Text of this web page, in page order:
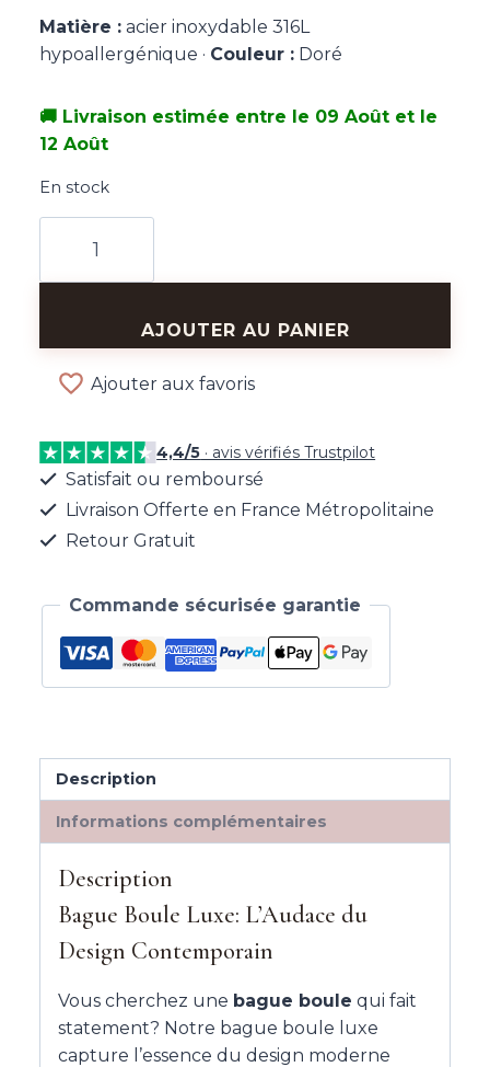
Matière : acier inoxydable 316L
hypoallergénique · Couleur : Doré
🚚 Livraison estimée entre le 09 Août et le
12 Août
En stock
Bague
AJOUTER AU PANIER
Ajouter aux favoris
4,4/5 · avis vérifiés Trustpilot
Satisfait ou remboursé
Livraison Offerte en France Métropolitaine
Retour Gratuit
Commande sécurisée garantie
Description
Informations complémentaires
Description
Bague Boule Luxe: L’Audace du
Design Contemporain
Vous cherchez une bague boule qui fait
statement? Notre bague boule luxe
capture l’essence du design moderne